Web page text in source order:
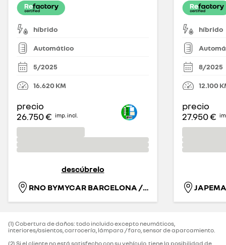
híbrido
Automático
5/2025
16.620KM
precio
26.750 € imp. incl.
descúbrelo
RNO BYMYCAR BARCELONA / ESPLUGAS
híbrido
8/2025
12.100
precio
27.950 €
(1) Cobertura de daños: todo incluido excepto neumáticos,
interiores/asientos, carrocería, lámpara / faro, sensor de aparcamiento.‌
(2) Si el cliente no está satisfecho con su vehículo, tiene la posibilidad de